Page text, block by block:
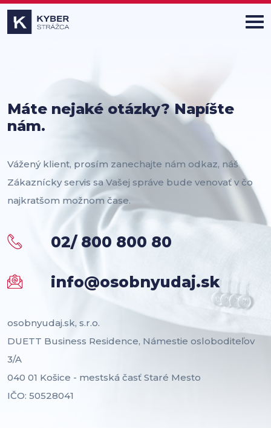
Máte nejaké otázky? Napíšte
nám.
Vážený klient, prosím zanechajte nám odkaz, náš
Zákaznícky servis sa Vašej správe bude venovať v čo
najkratšom možnom čase.
02/ 800 800 80
info@osobnyudaj.sk
osobnyudaj.sk, s.r.o.
DUETT Business Residence, Námestie osloboditeľov
3/A
040 01 Košice - mestská časť Staré Mesto
IČO: 50528041